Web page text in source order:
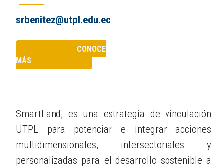
srbenitez@utpl.edu.ec
CONOCE
MÁS
SmartLand, es una estrategia de vinculación
UTPL para potenciar e integrar acciones
multidimensionales, intersectoriales y
personalizadas para el desarrollo sostenible a